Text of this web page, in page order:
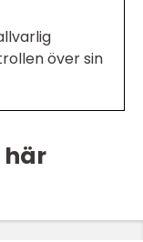
över sin
här